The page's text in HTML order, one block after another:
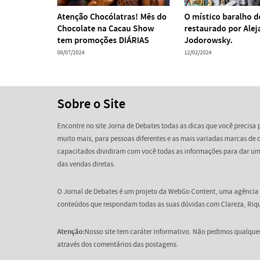
Atenção Chocólatras! Mês do
Chocolate na Cacau Show
tem promoções DIÁRIAS
08/07/2024
O místico baralho
restaurado por
Jodorowsky.
12/02/2024
Sobre o Site
Encontre no site Jorna de Debates todas as dicas que você
muito mais, para pessoas diferentes e as mais variadas marcas
capacitados dividiram com você todas as informações para dar
das vendas diretas.
O Jornal de Debates é um projeto da WebGo Content, uma
conteúdos que respondam todas as suas dúvidas com Clareza,
Atenção:Nosso site tem caráter informativo. Não pedimos
através dos comentários das postagens.